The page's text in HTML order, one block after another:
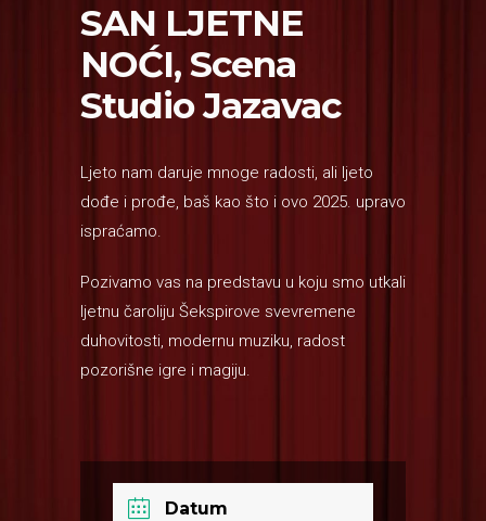
SAN LJETNE
NOĆI, Scena
Studio Jazavac
Ljeto nam daruje mnoge radosti, ali ljeto
dođe i prođe, baš kao što i ovo 2025. upravo
ispraćamo.
Pozivamo vas na predstavu u koju smo utkali
ljetnu čaroliju Šekspirove svevremene
duhovitosti, modernu muziku, radost
pozorišne igre i magiju.
Datum